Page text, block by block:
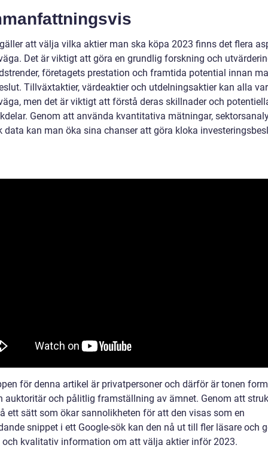
att välja vilka aktier man ska köpa 2023 finns det flera
Det är viktigt att göra en grundlig forskning och
företagets prestation och framtida potential innan
Tillväxtaktier, värdeaktier och utdelningsaktier kan alla
men det är viktigt att förstå deras skillnader och
Genom att använda kvantitativa mätningar,
data kan man öka sina chanser att göra kloka
för denna artikel är privatpersoner och därför är tonen
auktoritär och pålitlig framställning av ämnet. Genom att
ett sätt som ökar sannolikheten för att den visas som en
snippet i ett Google-sök kan den nå ut till fler läsare och
och kvalitativ information om att välja aktier inför 2023.